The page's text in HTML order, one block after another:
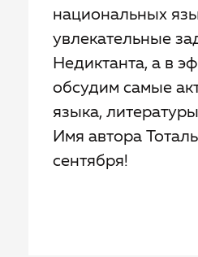
национальных
увлекательные
Недиктанта, а в
обсудим самые
языка,
Имя автора
сентября!